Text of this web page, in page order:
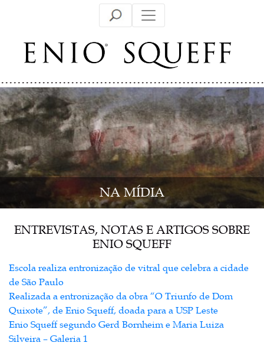
NA MÍDIA
ENTREVISTAS, NOTAS E ARTIGOS SOBRE
ENIO SQUEFF
Escola realiza entronização de vitral que celebra a cidade
de São Paulo
Realizada a entronização da obra “O Triunfo de Dom
Quixote”, de Enio Squeff, doada para a USP Leste
Enio Squeff segundo Gerd Bornheim e Maria Luiza
Silveira – Galeria 1